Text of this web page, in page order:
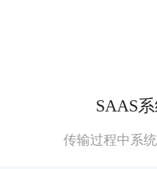
SAAS
传输过程中系